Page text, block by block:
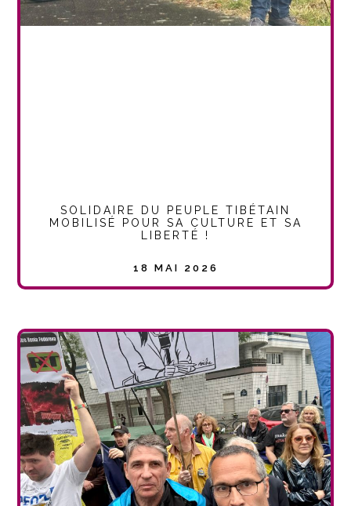
SOLIDAIRE DU PEUPLE TIBÉTAIN
MOBILISÉ POUR SA CULTURE ET SA
LIBERTÉ !
18 MAI 2026